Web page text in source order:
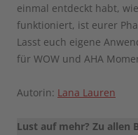
einmal entdeckt habt,
funktioniert, ist eurer
Lasst euch eigene
für WOW und AHA
Autorin: Lana Lauren
Lust auf mehr? Zu allen